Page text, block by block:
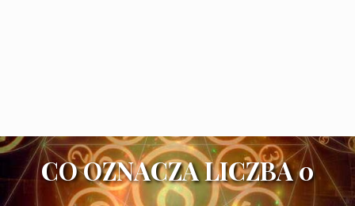
CO OZNACZA LICZBA 0